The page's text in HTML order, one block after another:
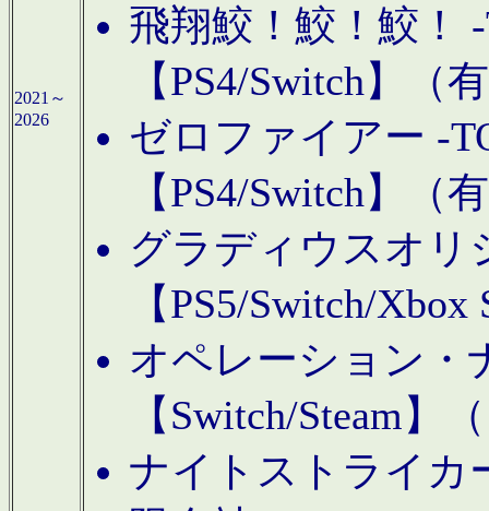
2021～
2026
飛翔鮫！鮫！鮫！
【PS4/Switch】（
ゼロファイアー -
【PS4/Switch】（
グラディウスオリ
【PS5/Switch/
オペレーション・
【Switch/Steam】
ナイトストライカ